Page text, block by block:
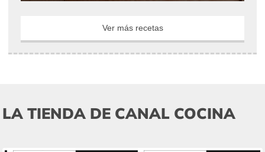
Ver más recetas
LA TIENDA DE CANAL COCINA